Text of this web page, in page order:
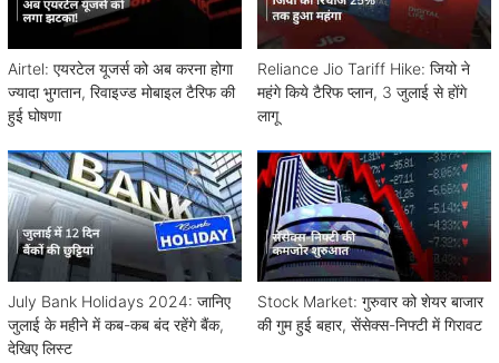
Airtel: एयरटेल यूजर्स को अब करना होगा
ज्यादा भुगतान, रिवाइज्ड मोबाइल टैरिफ की
हुई घोषणा
Reliance Jio Tariff Hike: जियो ने
महंगे किये टैरिफ प्लान, 3 जुलाई से होंगे
लागू
July Bank Holidays 2024: जानिए
जुलाई के महीने में कब-कब बंद रहेंगे बैंक,
देखिए लिस्ट
Stock Market: गुरुवार को शेयर बाजार
की गुम हुई बहार, सेंसेक्स-निफ्टी में गिरावट